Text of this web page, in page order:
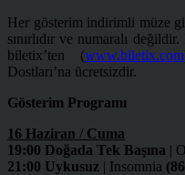
Her gösterim indirimli müze
sınırlıdır ve numaralı
biletix’ten (www.biletix.com
Dostları’na ücretsizdir.
Gösterim Programı
16 Haziran / Cuma
19:00 Doğada Tek Başına |
21:00 Uykusuz | Insomnia